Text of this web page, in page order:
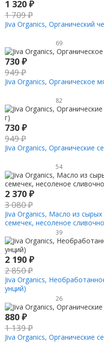
1 320 ₽
1 709₽
Jiva Organics, Органический
69
730 ₽
949₽
Jiva Organics, Органическое
82
730 ₽
949₽
Jiva Organics, Органические
54
2 370 ₽
3 080₽
Jiva Organics, Масло из
семечек, несоленое
39
2 190 ₽
2 850₽
Jiva Organics,
унций)
26
880 ₽
1 139₽
Jiva Organics, Органические